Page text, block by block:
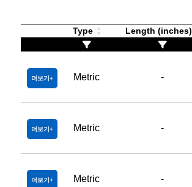
Type Length (inches)
더보기 Metric -
더보기 Metric -
더보기 Metric -